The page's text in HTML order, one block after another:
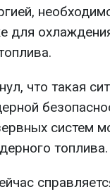
для
что такая
систем
топлива.